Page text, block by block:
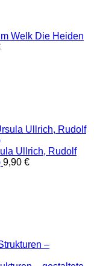
Die Heiden
Ullrich, Rudolf
9,90 €